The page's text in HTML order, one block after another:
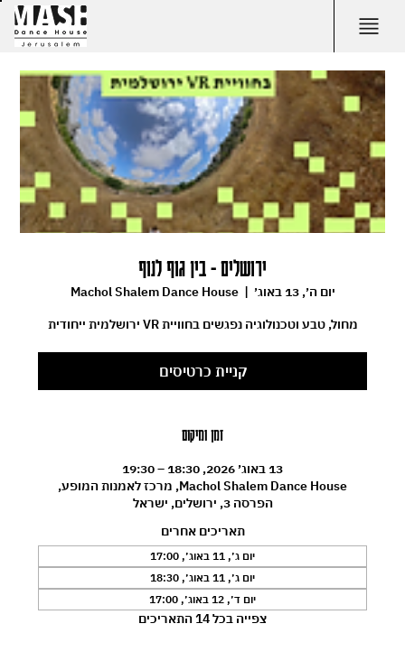
ירושלים - בין גוף לנוף
יום ה׳, 13 באוג׳
  |
Machol Shalem Dance House
מחול, טבע וטכנולוגיה נפגשים בחוויית VR ירושלמית ייחודית
קניית כרטיסים
זמן ומיקום
13 באוג׳ 2026, 18:30 – 19:30
Machol Shalem Dance House, מרכז לאמנות המופע,
הפרסה 3, ירושלים, ישראל
תאריכים אחרים
יום ג׳, 11 באוג׳, 17:00
יום ג׳, 11 באוג׳, 18:30
יום ד׳, 12 באוג׳, 17:00
צפייה בכל 14 התאריכים